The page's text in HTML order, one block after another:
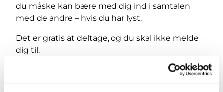
du måske kan bære med dig ind i samtalen
med de andre – hvis du har lyst.
Det er gratis at deltage, og du skal ikke melde
dig til.
Medbring dit eget strikketøj eller håndarbejde,
hvis du har – ellers kan du låne udstyr af os. Vi